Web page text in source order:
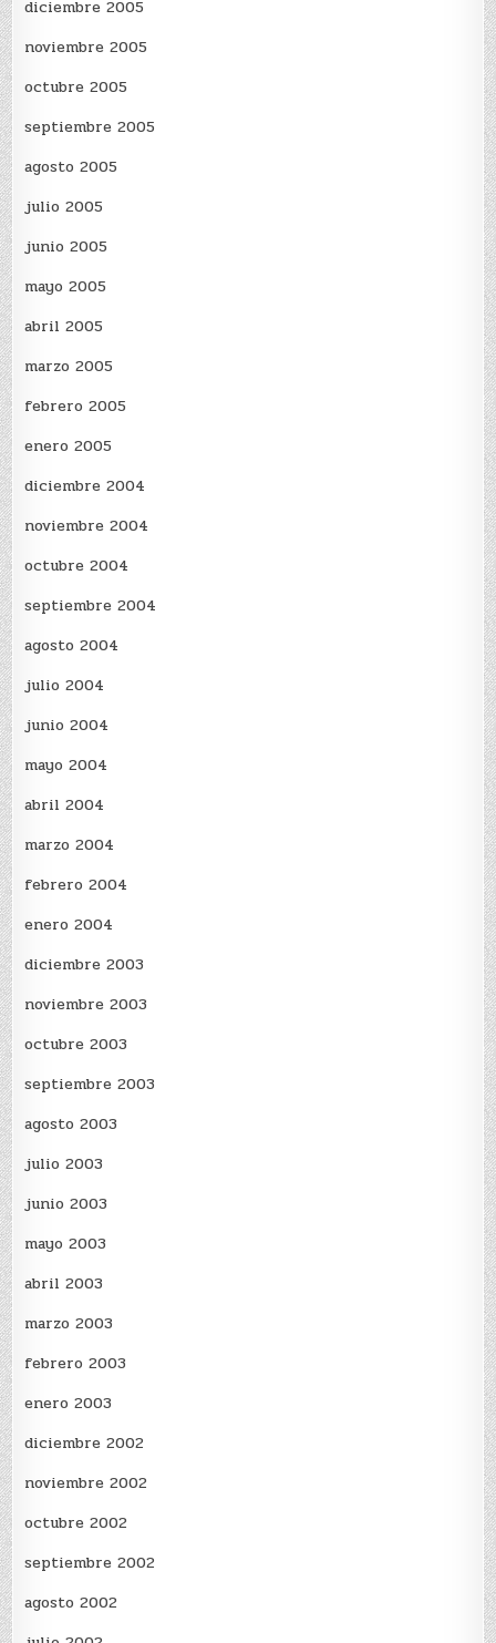
diciembre 2005
noviembre 2005
octubre 2005
septiembre 2005
agosto 2005
julio 2005
junio 2005
mayo 2005
abril 2005
marzo 2005
febrero 2005
enero 2005
diciembre 2004
noviembre 2004
octubre 2004
septiembre 2004
agosto 2004
julio 2004
junio 2004
mayo 2004
abril 2004
marzo 2004
febrero 2004
enero 2004
diciembre 2003
noviembre 2003
octubre 2003
septiembre 2003
agosto 2003
julio 2003
junio 2003
mayo 2003
abril 2003
marzo 2003
febrero 2003
enero 2003
diciembre 2002
noviembre 2002
octubre 2002
septiembre 2002
agosto 2002